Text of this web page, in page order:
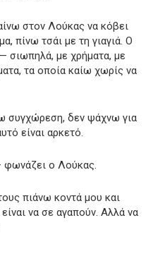
στον Λούκας να κόβει
πίνω τσάι με τη γιαγιά. Ο
σιωπηλά, με χρήματα, με
τα οποία καίω χωρίς να
συγχώρεση, δεν ψάχνω για
είναι αρκετό.
φωνάζει ο Λούκας.
πιάνω κοντά μου και
να σε αγαπούν. Αλλά να